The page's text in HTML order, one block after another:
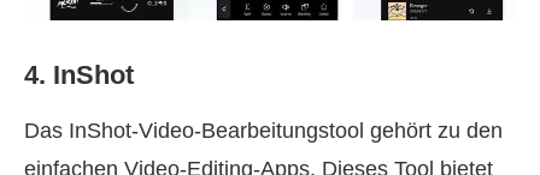
4. InShot
Das InShot‑Video‑Bearbeitungstool gehört zu den
einfachen Video‑Editing‑Apps. Dieses Tool bietet